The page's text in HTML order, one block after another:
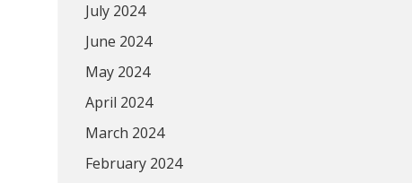
July 2024
June 2024
May 2024
April 2024
March 2024
February 2024